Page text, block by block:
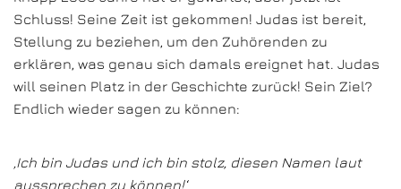
Schluss! Seine Zeit ist gekommen! Judas ist bereit,
Stellung zu beziehen, um den Zuhörenden zu
erklären, was genau sich damals ereignet hat. Judas
will seinen Platz in der Geschichte zurück! Sein Ziel?
Endlich wieder sagen zu können:
‚Ich bin Judas und ich bin stolz, diesen Namen laut
aussprechen zu können!‘